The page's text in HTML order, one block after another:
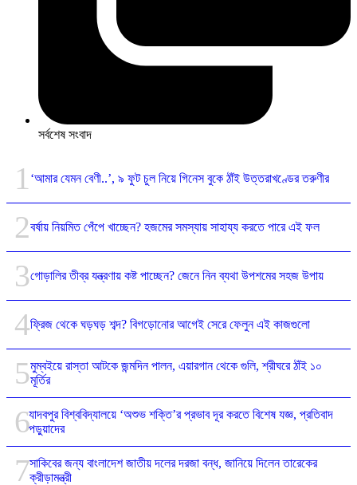
সর্বশেষ সংবাদ
‘আমার যেমন বেণী..’, ৯ ফুট চুল নিয়ে গিনেস বুকে ঠাঁই উত্তরাখণ্ডের তরুণীর
বর্ষায় নিয়মিত পেঁপে খাচ্ছেন? হজমের সমস্যায় সাহায্য করতে পারে এই ফল
গোড়ালির তীব্র যন্ত্রণায় কষ্ট পাচ্ছেন? জেনে নিন ব্যথা উপশমের সহজ উপায়
ফ্রিজ থেকে ঘড়ঘড় শব্দ? বিগড়োনোর আগেই সেরে ফেলুন এই কাজগুলো
মুম্বইয়ে রাস্তা আটকে জন্মদিন পালন, এয়ারগান থেকে গুলি, শ্রীঘরে ঠাঁই ১০
মূর্তির
যাদবপুর বিশ্ববিদ্যালয়ে ‘অশুভ শক্তি’র প্রভাব দূর করতে বিশেষ যজ্ঞ, প্রতিবাদ
পড়ুয়াদের
সাকিবের জন্য বাংলাদেশ জাতীয় দলের দরজা বন্ধ, জানিয়ে দিলেন তারেকের
ক্রীড়ামন্ত্রী